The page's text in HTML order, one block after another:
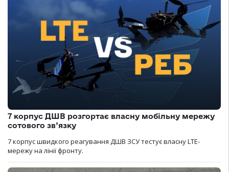
7 корпус ДШВ розгортає власну мобільну мережу
сотового зв’язку
7 корпус швидкого реагування ДШВ ЗСУ тестує власну LTE-
мережу на лінії фронту.